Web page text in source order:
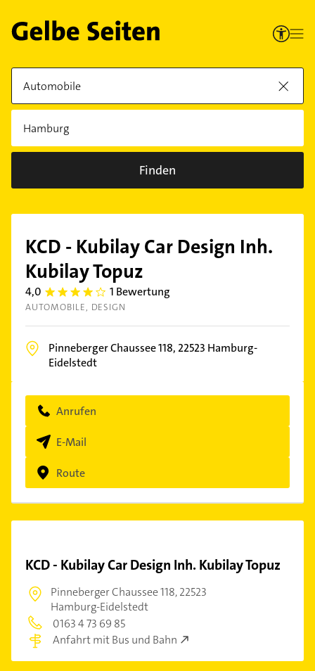
Finden
KCD - Kubilay Car Design Inh.
Kubilay Topuz
4,0 4.0 1 Bewertung
AUTOMOBILE DESIGN
Pinneberger Chaussee 118, 22523 Hamburg-
Eidelstedt
Anrufen
E-Mail
Route
KCD - Kubilay Car Design Inh. Kubilay Topuz
Pinneberger Chaussee 118,22523
Hamburg-Eidelstedt
0163 4 73 69 85
Anfahrt mit Bus und Bahn